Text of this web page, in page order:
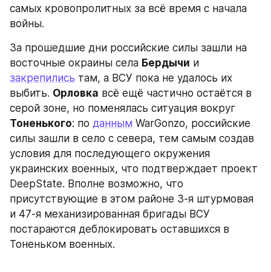
самых кровопролитных за всё время с начала
войны.
За прошедшие дни российские силы зашли на
восточные окраины села Бердычи
закрепились там, а ВСУ пока не удалось их
выбить. Орловка всё ещё частично остаётся в
Тоненького: по данным WarGonzo, российские
силы зашли в село с севера, тем самым создав
условия для последующего окружения
украинских военных, что подтверждает проект
DeepState. Вполне возможно, что
присутствующие в этом районе 3-я штурмовая
и 47-я механизированная бригады ВСУ
постараются деблокировать оставшихся в
Тоненьком военных.